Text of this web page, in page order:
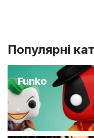
Популярні
Funko